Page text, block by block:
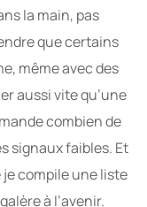
la main, pas
que certains
même avec des
aussi vite qu’une
combien de
signaux faibles. Et
je compile une liste
à l’avenir.